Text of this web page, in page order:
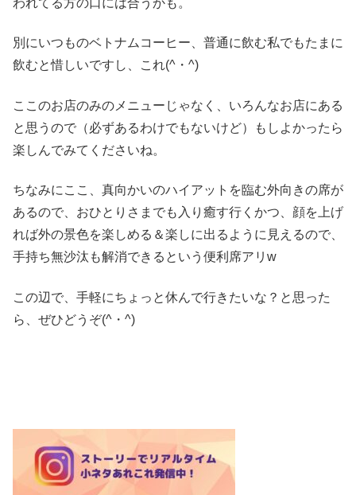
われてる方の口には合うかも。
別にいつものベトナムコーヒー、普通に飲む私でもたまに
飲むと惜しいですし、これ(^・^)
ここのお店のみのメニューじゃなく、いろんなお店にある
と思うので（必ずあるわけでもないけど）もしよかったら
楽しんでみてくださいね。
ちなみにここ、真向かいのハイアットを臨む外向きの席が
あるので、おひとりさまでも入り癒す行くかつ、顔を上げ
れば外の景色を楽しめる＆楽しに出るように見えるので、
手持ち無沙汰も解消できるという便利席アリw
この辺で、手軽にちょっと休んで行きたいな？と思った
ら、ぜひどうぞ(^・^)